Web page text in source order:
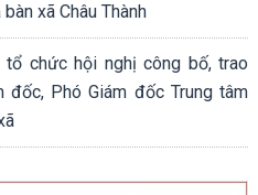
xã Châu Thành
tổ chức hội nghị công bố, trao
đốc, Phó Giám đốc Trung tâm